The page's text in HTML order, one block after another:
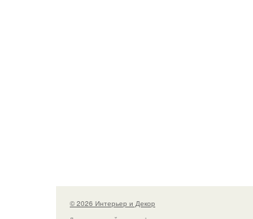
© 2026 Интерьер и Декор